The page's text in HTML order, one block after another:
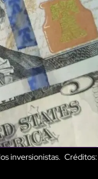
inversionistas. Créditos: